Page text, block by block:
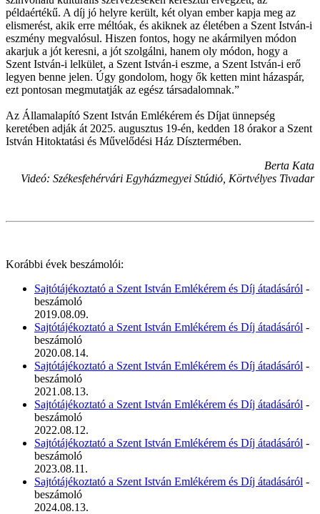
példaértékű. A díj jó helyre került, két olyan ember kapja meg az
elismerést, akik erre méltóak, és akiknek az életében a Szent István-i
eszmény megvalósul. Hiszen fontos, hogy ne akármilyen módon
akarjuk a jót keresni, a jót szolgálni, hanem oly módon, hogy a
Szent István-i lelkület, a Szent István-i eszme, a Szent István-i erő
legyen benne jelen. Úgy gondolom, hogy ők ketten mint házaspár,
ezt pontosan megmutatják az egész társadalomnak.”
Az Államalapító Szent István Emlékérem és Díjat ünnepség
keretében adják át 2025. augusztus 19-én, kedden 18 órakor a Szent
István Hitoktatási és Művelődési Ház Dísztermében.
Berta Kata
Videó: Székesfehérvári Egyházmegyei Stúdió, Körtvélyes Tivadar
Korábbi évek beszámolói:
Sajtótájékoztató a Szent István Emlékérem és Díj átadásáról -
beszámoló
2019.08.09.
Sajtótájékoztató a Szent István Emlékérem és Díj átadásáról -
beszámoló
2020.08.14.
Sajtótájékoztató a Szent István Emlékérem és Díj átadásáról -
beszámoló
2021.08.13.
Sajtótájékoztató a Szent István Emlékérem és Díj átadásáról -
beszámoló
2022.08.12.
Sajtótájékoztató a Szent István Emlékérem és Díj átadásáról -
beszámoló
2023.08.11.
Sajtótájékoztató a Szent István Emlékérem és Díj átadásáról -
beszámoló
2024.08.13.